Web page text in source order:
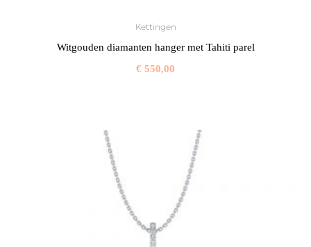
Kettingen
Witgouden diamanten hanger met Tahiti parel
€ 550,00